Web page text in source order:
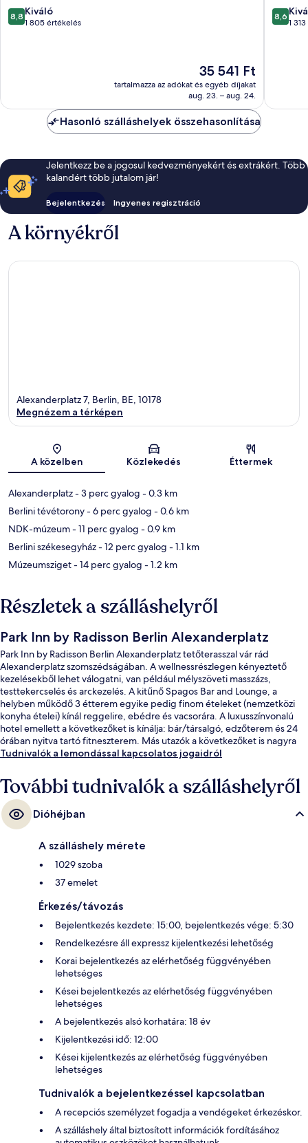
8.8
ennyiből:
8,8 Kiváló
1 805 értékelés
Az
35 541 Ft
35 541 Ft
tartalmazza az adókat és egyéb díjakat
aug. 23. – aug. 24.
8.6
8,6
1
Hasonló szálláshelyek összehasonlítása
Jelentkezz be a jogosul kedvezményekért és extrákért. Több
kalandért több jutalom jár!
Bejelentkezés Ingyenes regisztráció
A környékről
Térkép
Alexanderplatz 7, Berlin, BE, 10178
Megnézem a térképen
A közelben Közlekedés Éttermek
Alexanderplatz- 3 perc gyalog - 0.3 km
Berlini tévétorony- 6 perc gyalog - 0.6 km
NDK-múzeum- 11 perc gyalog - 0.9 km
Berlini székesegyház- 12 perc gyalog - 1.1 km
Múzeumsziget- 14 perc gyalog - 1.2 km
Részletek a szálláshelyről
Park Inn by Radisson Berlin Alexanderplatz
Park Inn by Radisson Berlin Alexanderplatz tetőterasszal vár rád
Alexanderplatz szomszédságában. A wellnessrészlegen kényeztető
kezelésekből lehet válogatni, van például mélyszöveti masszázs,
testtekercselés és arckezelés. A kitűnő Spagos Bar and Lounge, a
helyben működő 3 étterem egyike pedig finom ételeket (nemzetközi
konyha ételei) kínál reggelire, ebédre és vacsorára. A luxusszínvonalú
hotel emellett a következőket is kínálja: bár/társalgó, edzőterem és 24
órában nyitva tartó fitneszterem. Más utazók a következőket is nagyra
értékelik: központi elhelyezkedés, városnézési lehetőség és kitűnő
mindössze pár lépés, Alexanderplatz metróállomás pedig 5 perc séta.
Tudnivalók a lemondással kapcsolatos jogaidról
További tudnivalók a szálláshelyről
Dióhéjban
A szálláshely mérete
1029 szoba
37 emelet
Érkezés/távozás
Bejelentkezés kezdete: 15:00, bejelentkezés vége: 5:30
Rendelkezésre áll expressz kijelentkezési lehetőség
Korai bejelentkezés az elérhetőség függvényében
lehetséges
Kései bejelentkezés az elérhetőség függvényében
lehetséges
A bejelentkezés alsó korhatára: 18 év
Kijelentkezési idő: 12:00
Kései kijelentkezés az elérhetőség függvényében
lehetséges
Tudnivalók a bejelentkezéssel kapcsolatban
A recepciós személyzet fogadja a vendégeket érkezéskor.
A szálláshely által biztosított információk fordításához